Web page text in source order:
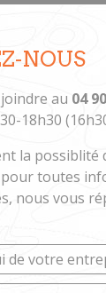
NOUS
au 04
18h30
la possiblité
toutes
nous vous